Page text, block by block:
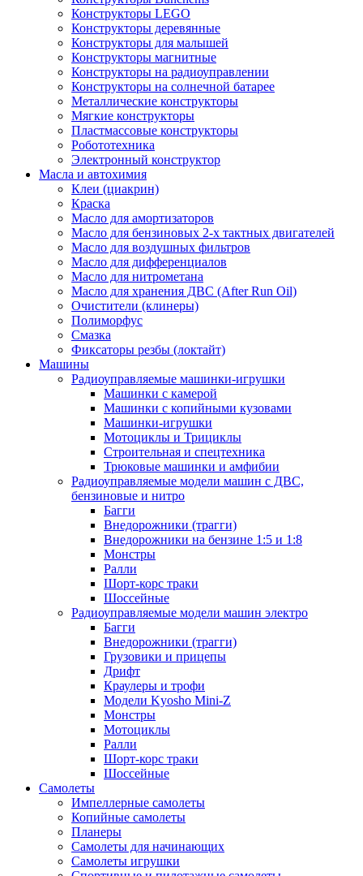
Конструкторы LEGO
Конструкторы деревянные
Конструкторы для малышей
Конструкторы магнитные
Конструкторы на радиоуправлении
Конструкторы на солнечной батарее
Металлические конструкторы
Мягкие конструкторы
Пластмассовые конструкторы
Робототехника
Электронный конструктор
Масла и автохимия
Клеи (циакрин)
Краска
Масло для амортизаторов
Масло для бензиновых 2-х тактных двигателей
Масло для воздушных фильтров
Масло для дифференциалов
Масло для нитрометана
Масло для хранения ДВС (After Run Oil)
Очистители (клинеры)
Полиморфус
Смазка
Фиксаторы резбы (локтайт)
Машины
Радиоуправляемые машинки-игрушки
Машинки с камерой
Машинки с копийными кузовами
Машинки-игрушки
Мотоциклы и Трициклы
Строительная и спецтехника
Трюковые машинки и амфибии
Радиоуправляемые модели машин с ДВС,
бензиновые и нитро
Багги
Внедорожники (трагги)
Внедорожники на бензине 1:5 и 1:8
Монстры
Ралли
Шорт-корс траки
Шоссейные
Радиоуправляемые модели машин электро
Багги
Внедорожники (трагги)
Грузовики и прицепы
Дрифт
Краулеры и трофи
Модели Kyosho Mini-Z
Монстры
Мотоциклы
Ралли
Шорт-корс траки
Шоссейные
Самолеты
Импеллерные самолеты
Копийные самолеты
Планеры
Самолеты для начинающих
Самолеты игрушки